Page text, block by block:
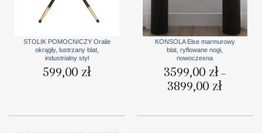
STOLIK POMOCNICZY Oralie
okrągły, lustrzany blat,
industrialny styl
599,00 zł
KONSOLA Else marmurowy
blat, ryflowane nogi,
nowoczesna
3599,00 zł –
3899,00 złcen: